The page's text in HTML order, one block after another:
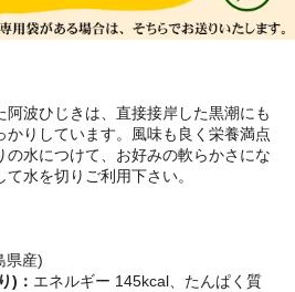
波ひじきは、直接接岸した黒潮にも
かりしています。風味も良く栄養満点
の水につけて、お好みの軟らかさにな
水を切りご利用下さい。
県産)
)： エネルギー 145kcal、たんぱく質